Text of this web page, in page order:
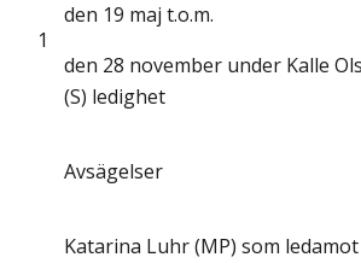
1
den 19 maj t.o.m.
den 28 november under Kalle
(S) ledighet
Avsägelser
Katarina Luhr (MP) som